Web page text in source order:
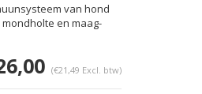
van hond
en maag-
(€21,49 Excl. btw)